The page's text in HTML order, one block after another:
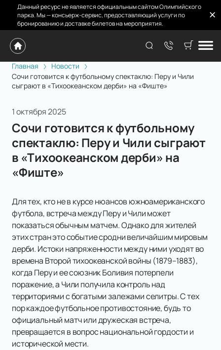
Данный ресурс не является официальным сайтом Олимпийского
парка. Мы — консьерж-сервис, предоставляющий услуги по
бронированию и доставке билетов на мероприятия.
Главная
Новости
Сочи готовится к футбольному спектаклю: Перу и Чили
сыграют в «Тихоокеанском дерби» на «Фиште»
1 октября 2025
Сочи готовится к футбольному
спектаклю: Перу и Чили сыграют
в «Тихоокеанском дерби» на
«Фиште»
Для тех, кто не в курсе нюансов южноамериканского
футбола, встреча между Перу и Чили может
показаться обычным матчем. Однако для жителей
этих стран это событие сродни величайшим мировым
дерби. Истоки напряженности между ними уходят во
времена Второй тихоокеанской войны (1879–1883),
когда Перу и ее союзник Боливия потерпели
поражение, а Чили получила контроль над
территориями с богатыми залежами селитры. С тех
пор каждое футбольное противостояние, будь то
официальный матч или дружеская встреча,
превращается в вопрос национальной гордости и
исторической мести.